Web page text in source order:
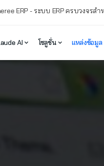
ERP - ระบบ ERP ครบวงจรส
AI โซลูชั่น แหล่งข้อมูล